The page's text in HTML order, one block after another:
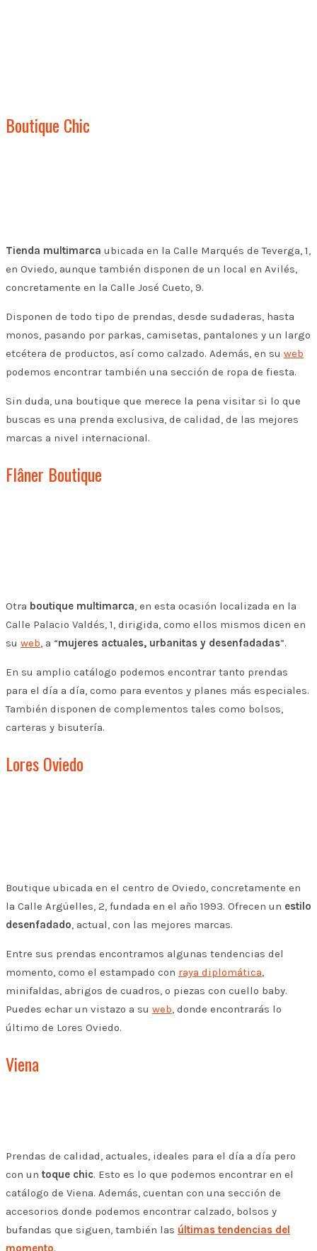
Boutique Chic
Tienda multimarca ubicada en la Calle Marqués de Teverga, 1,
en Oviedo, aunque también disponen de un local en Avilés,
concretamente en la Calle José Cueto, 9.
Disponen de todo tipo de prendas, desde sudaderas, hasta
monos, pasando por parkas, camisetas, pantalones y un largo
etcétera de productos, así como calzado. Además, en su web
podemos encontrar también una sección de ropa de fiesta.
Sin duda, una boutique que merece la pena visitar si lo que
buscas es una prenda exclusiva, de calidad, de las mejores
marcas a nivel internacional.
Flâner Boutique
Otra boutique multimarca, en esta ocasión localizada en la
Calle Palacio Valdés, 1, dirigida, como ellos mismos dicen en
su web, a “mujeres actuales, urbanitas y desenfadadas”.
En su amplio catálogo podemos encontrar tanto prendas
para el día a día, como para eventos y planes más especiales.
También disponen de complementos tales como bolsos,
carteras y bisutería.
Lores Oviedo
Boutique ubicada en el centro de Oviedo, concretamente en
la Calle Argüelles, 2, fundada en el año 1993. Ofrecen un estilo
desenfadado, actual, con las mejores marcas.
Entre sus prendas encontramos algunas tendencias del
momento, como el estampado con raya diplomática,
minifaldas, abrigos de cuadros, o piezas con cuello baby.
Puedes echar un vistazo a su web, donde encontrarás lo
último de Lores Oviedo.
Viena
Prendas de calidad, actuales, ideales para el día a día pero
con un toque chic. Esto es lo que podemos encontrar en el
catálogo de Viena. Además, cuentan con una sección de
accesorios donde podemos encontrar calzado, bolsos y
bufandas que siguen, también las últimas tendencias del
momento.